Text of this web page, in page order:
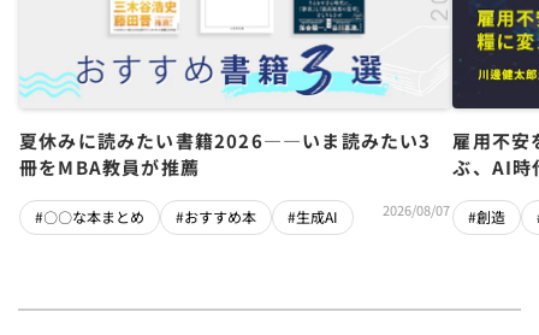
夏休みに読みたい書籍2026――いま読みたい3
冊をMBA教員が推薦
#〇〇な本まとめ #おすすめ本 #生成AI 2026/08/07
雇用不
ぶ、AI時
#創造